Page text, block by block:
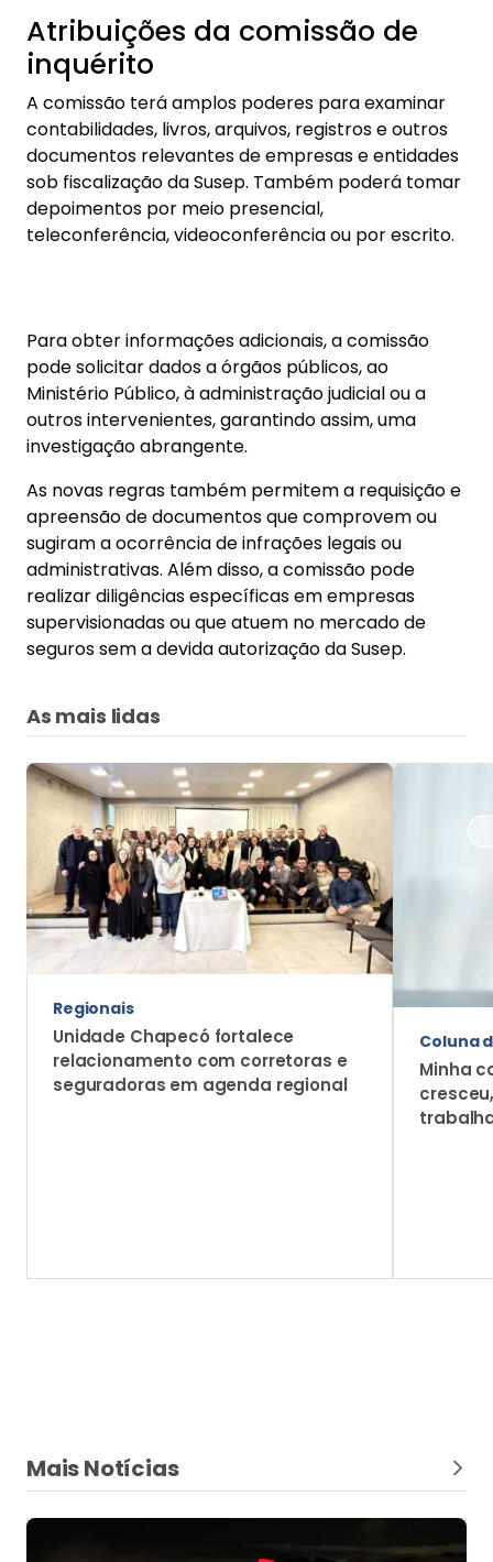
Atribuições da comissão de
inquérito
A comissão terá amplos poderes para examinar
contabilidades, livros, arquivos, registros e outros
documentos relevantes de empresas e entidades
sob fiscalização da Susep. Também poderá tomar
depoimentos por meio presencial,
teleconferência, videoconferência ou por escrito.
Para obter informações adicionais, a comissão
pode solicitar dados a órgãos públicos, ao
Ministério Público, à administração judicial ou a
outros intervenientes, garantindo assim, uma
investigação abrangente.
As novas regras também permitem a requisição e
apreensão de documentos que comprovem ou
sugiram a ocorrência de infrações legais ou
administrativas. Além disso, a comissão pode
realizar diligências específicas em empresas
supervisionadas ou que atuem no mercado de
seguros sem a devida autorização da Susep.
As mais lidas
Regionais
Unidade Chapecó fortalece
relacionamento com corretoras e
seguradoras em agenda regional
Coluna
Minha
Mais Notícias